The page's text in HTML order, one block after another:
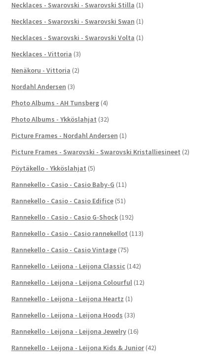
Necklaces - Swarovski - Swarovski Stilla (1)
Necklaces - Swarovski - Swarovski Swan (1)
Necklaces - Swarovski - Swarovski Volta (1)
Necklaces - Vittoria (3)
Nenäkoru - Vittoria (2)
Nordahl Andersen (3)
Photo Albums - AH Tunsberg (4)
Photo Albums - Ykköslahjat (32)
Picture Frames - Nordahl Andersen (1)
Picture Frames - Swarovski - Swarovski Kristalliesineet (2)
Pöytäkello - Ykköslahjat (5)
Rannekello - Casio - Casio Baby-G (11)
Rannekello - Casio - Casio Edifice (51)
Rannekello - Casio - Casio G-Shock (192)
Rannekello - Casio - Casio rannekellot (113)
Rannekello - Casio - Casio Vintage (75)
Rannekello - Leijona - Leijona Classic (142)
Rannekello - Leijona - Leijona Colourful (12)
Rannekello - Leijona - Leijona Heartz (1)
Rannekello - Leijona - Leijona Hoods (33)
Rannekello - Leijona - Leijona Jewelry (16)
Rannekello - Leijona - Leijona Kids & Junior (42)